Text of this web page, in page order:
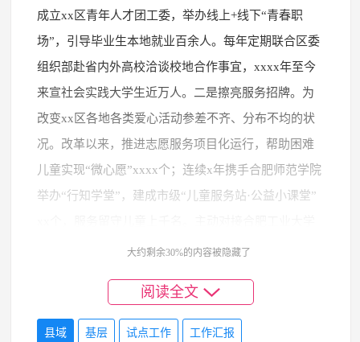
成立xx区青年人才团工委，举办线上+线下“青春职
场”，引导毕业生本地就业百余人。每年定期联合区委
组织部赴省内外高校洽谈校地合作事宜，xxxx年至今
来宣社会实践大学生近万人。二是擦亮服务招牌。为
改变xx区各地各类爱心活动参差不齐、分布不均的状
况。改革以来，推进志愿服务项目化运行，帮助困难
儿童实现“微心愿”xxxx个；连续x年携手合肥师范学院
举办“行知学堂”，建成市级“儿童服务站·公益小课堂”
宣城校区团委开展“团聚xx”项目，助力学子融入社
养团干部提笔能写、张口能说、遇事能办的综合能
力。做好政聘企培青年人才的培养、联系、服务工
大约剩余30%的内容被隐藏了
阅读全文
县域 基层 试点工作 工作汇报